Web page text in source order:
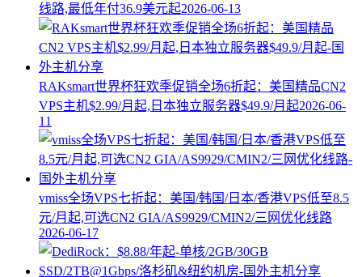
线路,最低年付36.9美元起2026-06-13
RAKsmart世界杯狂欢季促销全场6折起：美国精品CN2
VPS主机$2.99/月起,日本独立服务器$49.9/月起2026-06-
11
vmiss全场VPS七折起：美国/韩国/日本/香港VPS低至8.5
元/月起,可选CN2 GIA/AS9929/CMIN2/三网优化线路
2026-06-17